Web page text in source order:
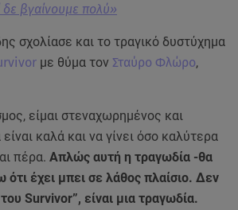
δε βγαίνουμε πολύ»
σχολίασε και το τραγικό δυστύχημα
με θύμα τον Σταύρο Φλώρο,
είμαι στεναχωρημένος και
καλά και να γίνει όσο καλύτερα
πέρα. Απλώς αυτή η τραγωδία -θα
έχει μπει σε λάθος πλαίσιο. Δεν
Survivor”, είναι μια τραγωδία.